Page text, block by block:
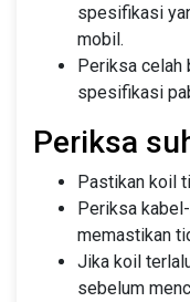
spesifikasi
mobil.
Periksa celah
spesifikasi
Periksa
Pastikan koil
Periksa
memastikan
Jika koil
sebelum